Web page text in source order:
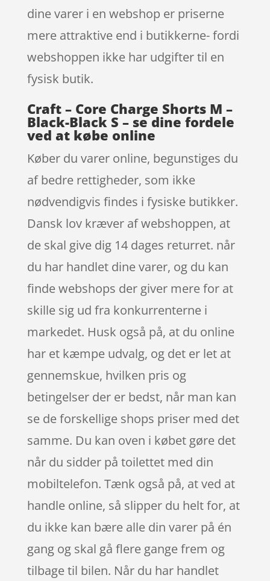
dine varer i en webshop er priserne
mere attraktive end i butikkerne- fordi
webshoppen ikke har udgifter til en
fysisk butik.
Craft – Core Charge Shorts M –
Black-Black S – se dine fordele
ved at købe online
Køber du varer online, begunstiges du
af bedre rettigheder, som ikke
nødvendigvis findes i fysiske butikker.
Dansk lov kræver af webshoppen, at
de skal give dig 14 dages returret. når
du har handlet dine varer, og du kan
finde webshops der giver mere for at
skille sig ud fra konkurrenterne i
markedet. Husk også på, at du online
har et kæmpe udvalg, og det er let at
gennemskue, hvilken pris og
betingelser der er bedst, når man kan
se de forskellige shops priser med det
samme. Du kan oven i købet gøre det
når du sidder på toilettet med din
mobiltelefon. Tænk også på, at ved at
handle online, så slipper du helt for, at
du ikke kan bære alle din varer på én
gang og skal gå flere gange frem og
tilbage til bilen. Når du har handlet